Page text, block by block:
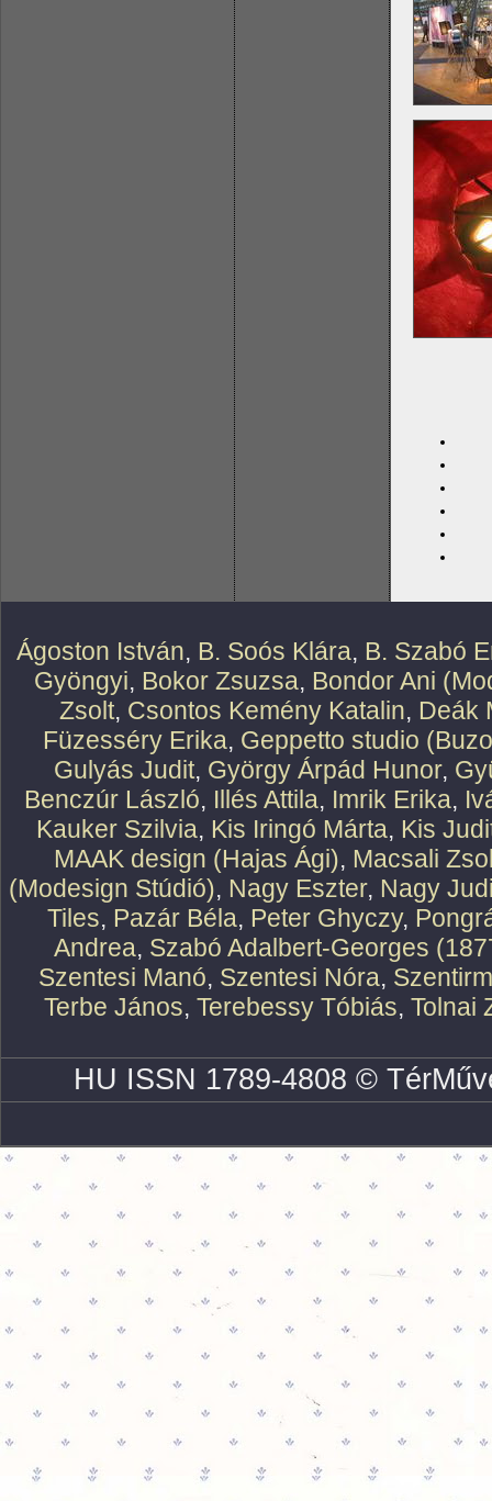
Ágoston István, B. Soós Klára, B. Szabó
Gyöngyi, Bokor Zsuzsa, Bondor Ani
Zsolt, Csontos Kemény Katalin, Deák
Füzesséry Erika, Geppetto studio
Gulyás Judit, György Árpád Hunor,
Benczúr László, Illés Attila, Imrik Erika,
Kauker Szilvia, Kis Iringó Márta, Kis
MAAK design (Hajas Ági), Macsali
(Modesign Stúdió), Nagy Eszter, Nagy
Tiles, Pazár Béla, Peter Ghyczy,
Andrea, Szabó Adalbert-Georges
Szentesi Manó, Szentesi Nóra,
Terbe János, Terebessy Tóbiás, Tolnai
HU ISSN 1789-4808 ©